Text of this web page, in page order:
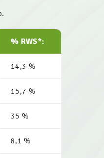
% RWS*:
14,3 %
15,7 %
35 %
8,1 %